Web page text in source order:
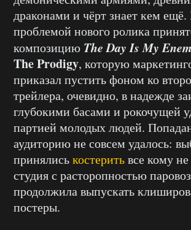
драконами и чёрт знает кем ещё.
проблемой нового ролика
композицию The Day Is My
The Prodigy, которую
приказал пустить фоном ко
трейлера, очевидно, в надежде
глубокими басами и рокочущей
партией молодых людей.
аудиторию не совсем удалось:
принялиськостеритьвсе кому
студия с расторопностью
продолжила выпускать
постеры.